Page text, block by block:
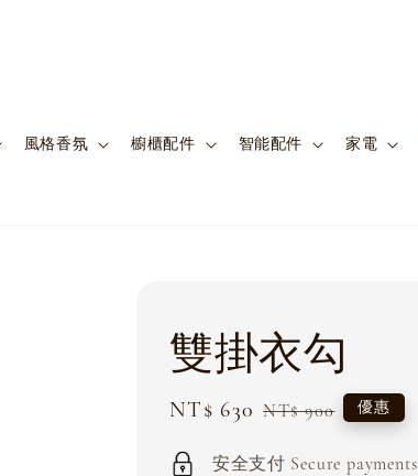
風格香氛 櫥櫃配件 智能配件 家電
雙掛衣勾
Sale
NT$ 630 Regular
NT$ 900 優惠
安全支付 Secure payments